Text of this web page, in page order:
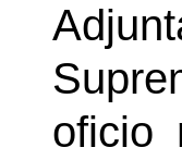
oficio